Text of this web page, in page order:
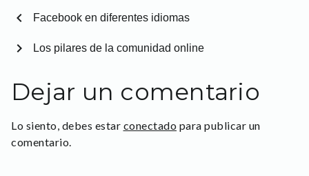
chevron_left Facebook en diferentes idiomas
Los pilares de la comunidad online
chevron_right
Dejar un comentario
Lo siento, debes estar conectado para publicar un
comentario.